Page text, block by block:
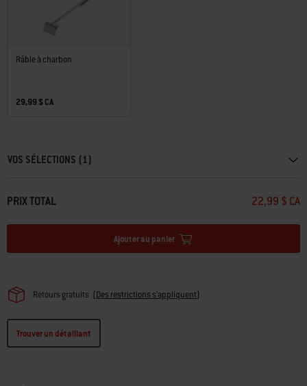
Râble à charbon
29,99 $ CA
VOS SÉLECTIONS (1)
PRIX TOTAL 22,99 $ CA
Ajouter au panier
Retours gratuits (Des restrictions s'appliquent)
Trouver un détaillant